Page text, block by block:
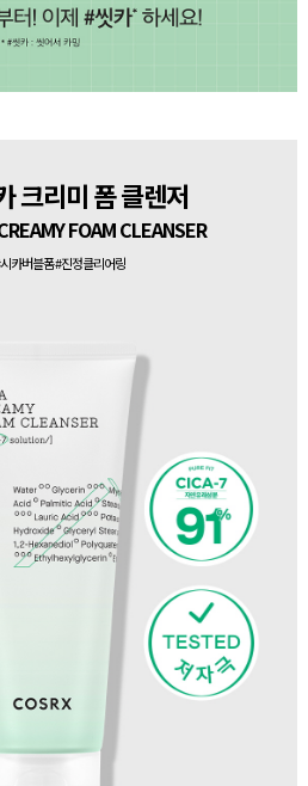
크리미 폼 클렌저
FOAM CLEANSER
카버블폼 #진정클리어링